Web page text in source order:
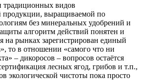
видов
продукции, выращиваемой по
без минеральных удобрений и
алгоритм действий понятен и
на рынках зарегистрирован единый
то в отношении «самого что ни
– дикоросов – вопросов остаётся
лесных ягод, грибов и т.п.,
экологической чистоты пока просто